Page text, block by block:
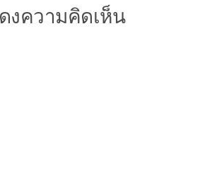
งความคิดเห็น